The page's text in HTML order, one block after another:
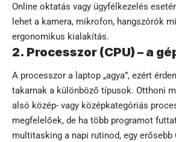
Online oktatás vagy ügyfélkezelés
lehet a kamera, mikrofon, hangszórók
ergonomikus kialakítás.
2. Processzor (CPU) – a
A processzor a laptop „agya”, ezért
takarnak a különböző típusok. Otthoni
alsó közép- vagy középkategóriás
megfelelőek, de ha több programot
multitasking a napi rutinod, egy erősebb